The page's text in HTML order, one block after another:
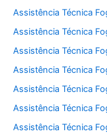
Assistência Técnica
Assistência Técnica
Assistência Técnica
Assistência Técnica
Assistência Técnica
Assistência Técnica
Assistência Técnica